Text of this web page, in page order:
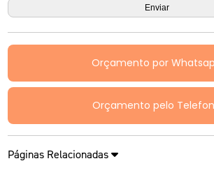
Orçamento por
Orçamento pelo
Páginas Relacionadas